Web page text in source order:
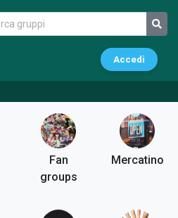
Accedi
Fan
groups
Mercatino